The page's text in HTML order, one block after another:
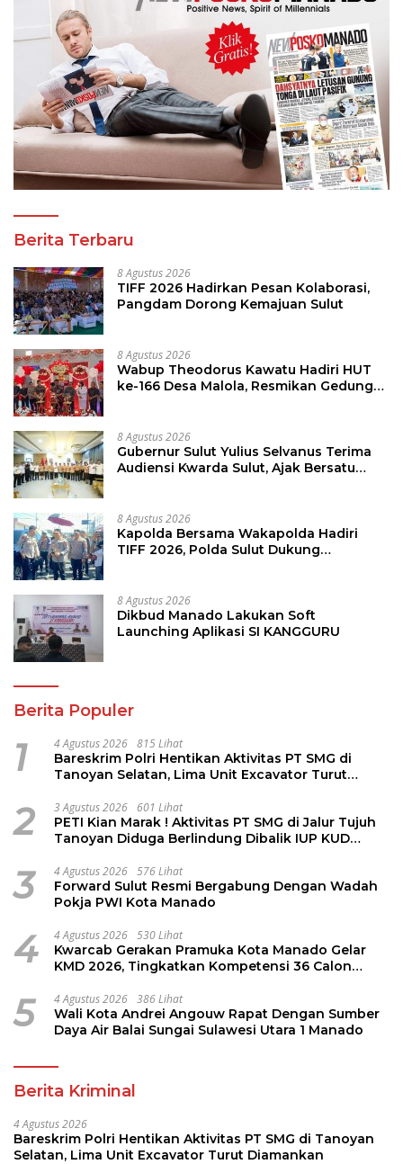
Berita Terbaru
8 Agustus 2026
TIFF 2026 Hadirkan Pesan Kolaborasi,
Pangdam Dorong Kemajuan Sulut
8 Agustus 2026
Wabup Theodorus Kawatu Hadiri HUT
ke-166 Desa Malola, Resmikan Gedung
8 Agustus 2026
Gubernur Sulut Yulius Selvanus Terima
Audiensi Kwarda Sulut, Ajak Bersatu
8 Agustus 2026
Kapolda Bersama Wakapolda Hadiri
TIFF 2026, Polda Sulut Dukung
8 Agustus 2026
Dikbud Manado Lakukan Soft
Launching Aplikasi SI KANGGURU
Berita Populer
1 4 Agustus 2026 815 Lihat
Bareskrim Polri Hentikan Aktivitas PT SMG di
Tanoyan Selatan, Lima Unit Excavator Turut
2 3 Agustus 2026 601 Lihat
PETI Kian Marak ! Aktivitas PT SMG di Jalur Tujuh
Tanoyan Diduga Berlindung Dibalik IUP KUD
3 4 Agustus 2026 576 Lihat
Forward Sulut Resmi Bergabung Dengan Wadah
Pokja PWI Kota Manado
4 4 Agustus 2026 530 Lihat
Kwarcab Gerakan Pramuka Kota Manado Gelar
KMD 2026, Tingkatkan Kompetensi 36 Calon
5 4 Agustus 2026 386 Lihat
Wali Kota Andrei Angouw Rapat Dengan Sumber
Daya Air Balai Sungai Sulawesi Utara 1 Manado
Berita Kriminal
4 Agustus 2026
Bareskrim Polri Hentikan Aktivitas PT SMG di Tanoyan
Selatan, Lima Unit Excavator Turut Diamankan